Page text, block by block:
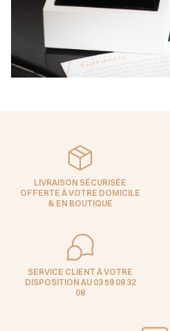
LIVRAISON SÉCURISÉE
OFFERTE À VOTRE DOMICILE
& EN BOUTIQUE
SERVICE CLIENT À VOTRE
DISPOSITION AU 03 59 08 32
08